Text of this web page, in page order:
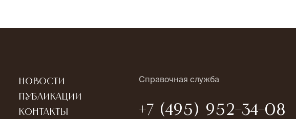
Новости
Публикации
Контакты
Справочная служба
+7 (495) 952-34-08